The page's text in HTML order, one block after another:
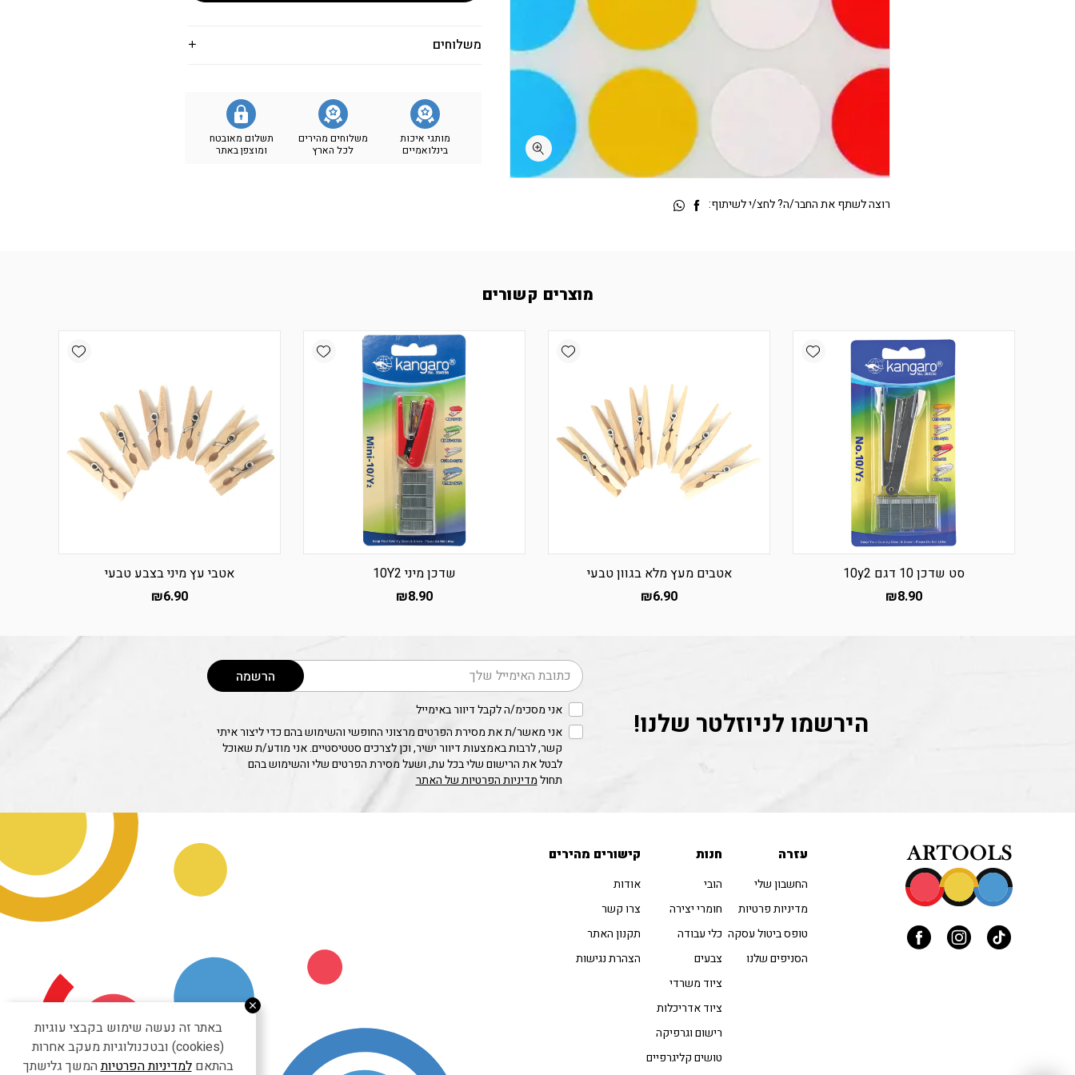
משלוחים
מותגי איכות
בינלואמיים
משלוחים מהירים
לכל הארץ
תשלום מאובטח
ומוצפן באתר
רוצה לשתף את החבר/ה? לחצ/י לשיתוף:
מוצרים קשורים
Add wishlist
סט שדכן 10 דגם 10y2
₪8.90
Add wishlist
אטבים מעץ מלא בגוון טבעי
₪6.90
Add wishlist
שדכן מיני 10Y2
₪8.90
Add wishlist
אטבי עץ מיני בצבע טבעי
₪6.90
הירשמו לניוזלטר שלנו!
דוא׳׳ל הרשמה
אני מסכימ/ה לקבל דיוור באימייל
אני מאשר/ת את מסירת הפרטים מרצוני החופשי והשימוש בהם כדי ליצור איתי
קשר, לרבות באמצעות דיוור ישיר, וכן לצרכים סטטיסטיים. אני מודע/ת שאוכל
לבטל את הרישום שלי בכל עת, ושעל מסירת הפרטים שלי והשימוש בהם
תחולמדיניות הפרטיות של האתר
עזרה
החשבון שלי
מדיניות פרטיות
טופס ביטול עסקה
הסניפים שלנו
חנות
הובי
חומרי יצירה
כלי עבודה
צבעים
ציוד משרדי
ציוד אדריכלות
רישום וגרפיקה
טושים קליגרפיים
קישורים מהירים
אודות
צרו קשר
תקנון האתר
הצהרת נגישות
באתר זה נעשה שימוש בקבצי עוגיות
(cookies) ובטכנולוגיות מעקב אחרות
בהתאםלמדיניות הפרטיותהמשך גלישתך